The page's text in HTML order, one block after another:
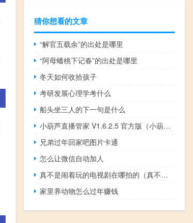
猜你想看的文章
“解官五载余”的出处是哪里
“阿母蟠桃下记春”的出处是哪里
冬天如何收拾孩子
考研发展心理学考什么
船头坐三人的下一句是什么
小葫芦直播管家 V1.6.2.5 官方版（小葫芦直播管家 V1.6.2.5 官方版功能简介）
兄弟过年回家吧图片卡通
怎么让微信自动加人
真不是闹着玩的电视剧在哪拍的（真不是闹着玩的电视剧）
家里养动物怎么过年赚钱